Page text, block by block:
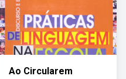
Ao Circularem